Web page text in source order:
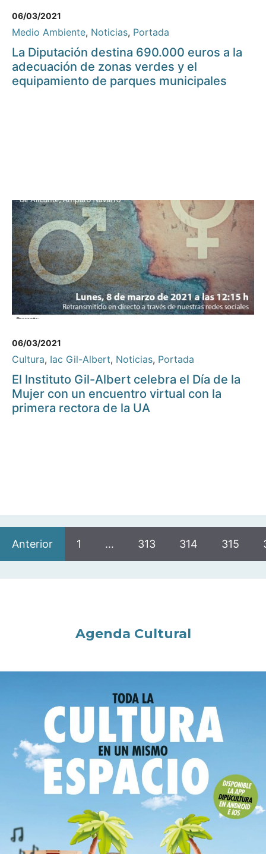
06/03/2021
Medio Ambiente, Noticias, Portada
La Diputación destina 690.000 euros a la
adecuación de zonas verdes y el
equipamiento de parques municipales
06/03/2021
Cultura, Iac Gil-Albert, Noticias, Portada
El Instituto Gil-Albert celebra el Día de la
Mujer con un encuentro virtual con la
primera rectora de la UA
Anterior 1 … 313 314 315
Agenda Cultural